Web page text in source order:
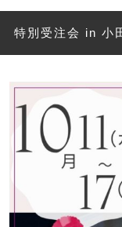
特別受注会 in 小